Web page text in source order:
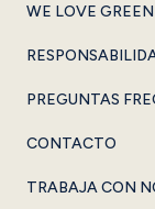
WE LOVE GREEN
PREGUNTAS
CONTACTO
TRABAJA CON